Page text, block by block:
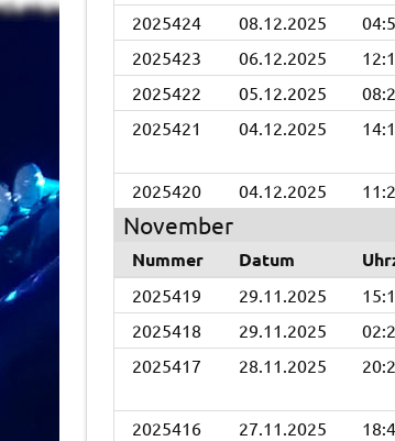
2025424
08.12.2025
2025423
06.12.2025
2025422
05.12.2025
2025421
04.12.2025
2025420 04.12.2025
November
Nummer Datum
2025419 29.11.2025
2025418
29.11.2025
2025417
28.11.2025
2025416 27.11.2025